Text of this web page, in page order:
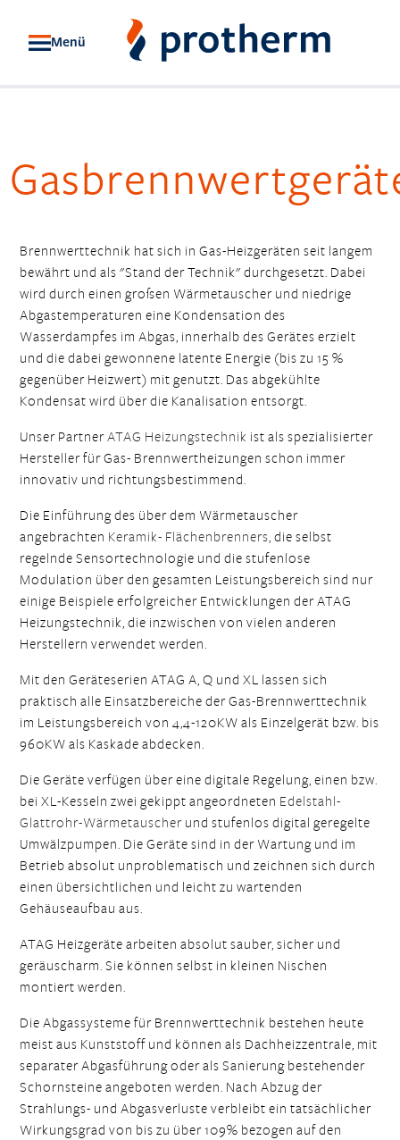
Menü
Brennwerttechnik hat sich in Gas-Heizgeräten seit langem
bewährt und als "Stand der Technik" durchgesetzt. Dabei
wird durch einen großen Wärmetauscher und niedrige
Abgastemperaturen eine Kondensation des
Wasserdampfes im Abgas, innerhalb des Gerätes erzielt
und die dabei gewonnene latente Energie (bis zu 15 %
gegenüber Heizwert) mit genutzt. Das abgekühlte
Kondensat wird über die Kanalisation entsorgt.
Unser PartnerATAG Heizungstechnik ist als spezialisierter
Hersteller für Gas- Brennwertheizungen schon immer
innovativ und richtungsbestimmend.
Die Einführung des über dem Wärmetauscher
angebrachten Keramik- Flächenbrenners, die selbst
regelnde Sensortechnologie und die stufenlose
Modulation über den gesamten Leistungsbereich sind nur
einige Beispiele erfolgreicher Entwicklungen der ATAG
Heizungstechnik, die inzwischen von vielen anderen
Herstellern verwendet werden.
Mit den Geräteserien ATAG A, Q und XL lassen sich
praktisch alle Einsatzbereiche der Gas-Brennwerttechnik
im Leistungsbereich von 4,4-120KW als Einzelgerät bzw. bis
960KW als Kaskade abdecken.
Die Geräte verfügen über eine digitale Regelung, einen bzw.
bei XL-Kesseln zwei gekippt angeordneten Edelstahl-
Glattrohr-Wärmetauscherund stufenlos digital geregelte
Umwälzpumpen. Die Geräte sind in der Wartung und im
Betrieb absolut unproblematisch und zeichnen sich durch
einen übersichtlichen und leicht zu wartenden
Gehäuseaufbau aus.
ATAG Heizgeräte arbeiten absolut sauber, sicher und
geräuscharm. Sie können selbst in kleinen Nischen
montiert werden.
Die Abgassysteme für Brennwerttechnik bestehen heute
meist aus Kunststoff und können als Dachheizzentrale, mit
separater Abgasführung oder als Sanierung bestehender
Schornsteine angeboten werden. Nach Abzug der
Strahlungs- und Abgasverluste verbleibt ein tatsächlicher
Wirkungsgrad von bis zu über 109% bezogen auf den